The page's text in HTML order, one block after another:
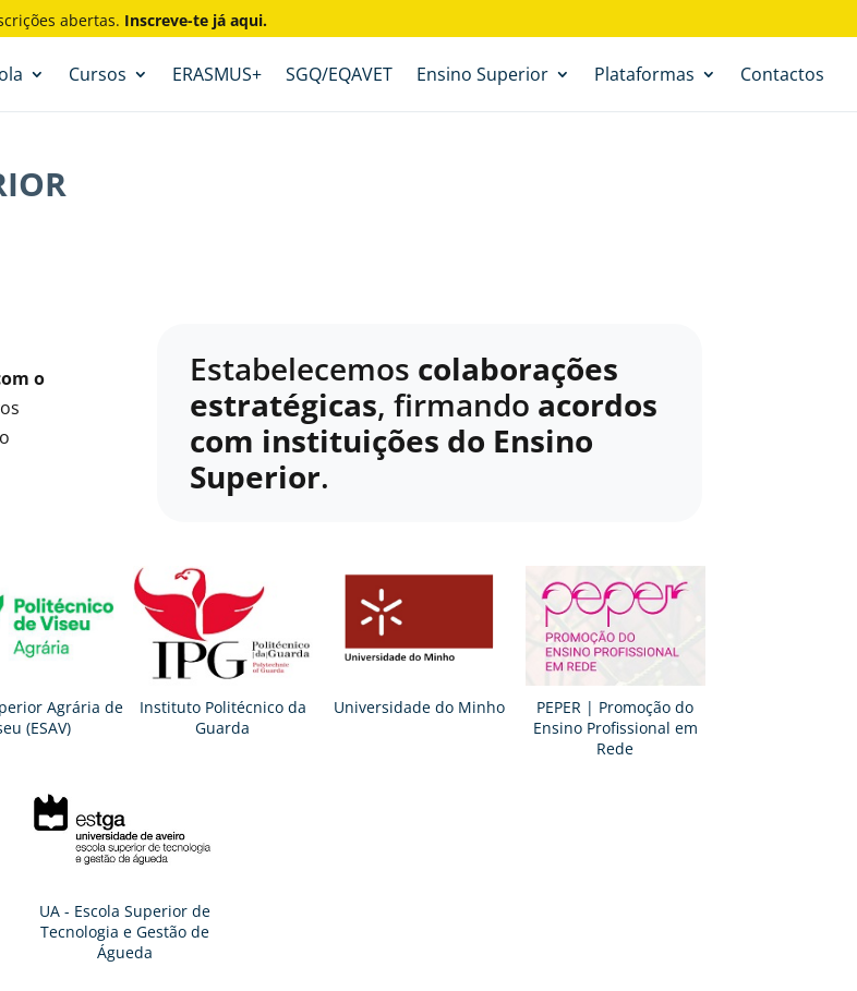
abertas. Inscreve-te já aqui.
Cursos ERASMUS+ SGQ/EQAVET Ensino Superior Plataformas Contactos
o
Estabelecemos colaborações
estratégicas, firmando acordos
com instituições do Ensino
Superior.
Agrária de
(ESAV)
Instituto Politécnico da
Guarda
Universidade do Minho
PEPER | Promoção do
Ensino Profissional em
Rede
UA - Escola Superior de
Tecnologia e Gestão de
Águeda